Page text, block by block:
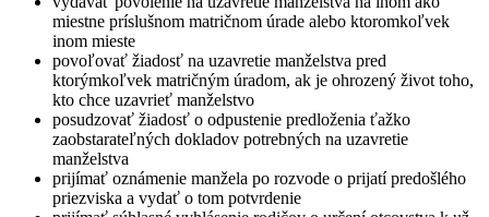
miestne príslušnom matričnom úrade alebo ktoromkoľvek
inom mieste
povoľovať žiadosť na uzavretie manželstva pred
ktorýmkoľvek matričným úradom, ak je ohrozený život toho,
kto chce uzavrieť manželstvo
posudzovať žiadosť o odpustenie predloženia ťažko
zaobstarateľných dokladov potrebných na uzavretie
manželstva
prijímať oznámenie manžela po rozvode o prijatí predošlého
priezviska a vydať o tom potvrdenie